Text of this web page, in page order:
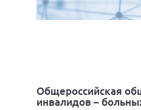
Общероссийская
инвалидов –